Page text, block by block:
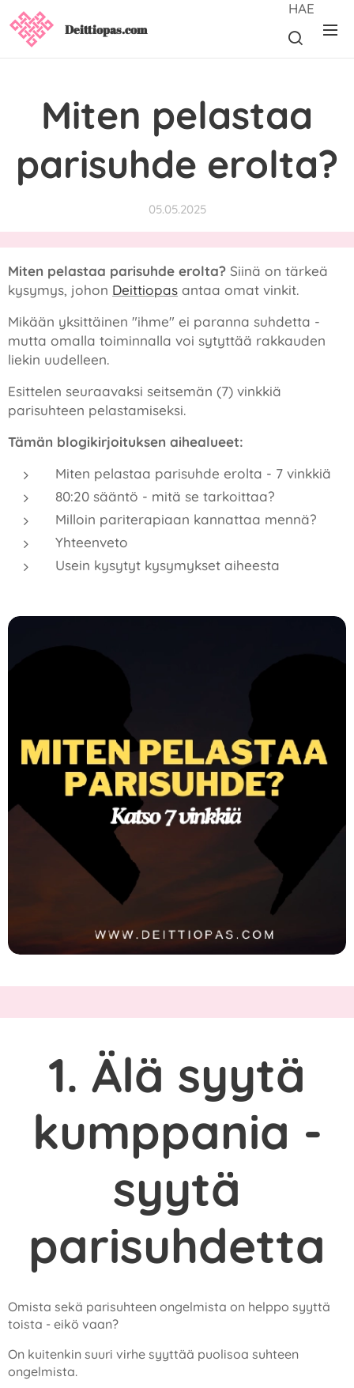
Deittiopas.com
HAE
Miten pelastaa
parisuhde erolta?
05.05.2025
Miten pelastaa parisuhde erolta? Siinä on tärkeä
kysymys, johon Deittiopas antaa omat vinkit.
Mikään yksittäinen "ihme" ei paranna suhdetta -
mutta omalla toiminnalla voi sytyttää rakkauden
liekin uudelleen.
Esittelen seuraavaksi seitsemän (7) vinkkiä
parisuhteen pelastamiseksi.
Tämän blogikirjoituksen aihealueet:
Miten pelastaa parisuhde erolta - 7 vinkkiä
80:20 sääntö - mitä se tarkoittaa?
Milloin pariterapiaan kannattaa mennä?
Yhteenveto
Usein kysytyt kysymykset aiheesta
1. Älä syytä
kumppania -
syytä
parisuhdetta
Omista sekä parisuhteen ongelmista on helppo syyttä
toista - eikö vaan?
On kuitenkin suuri virhe syyttää puolisoa suhteen
ongelmista.